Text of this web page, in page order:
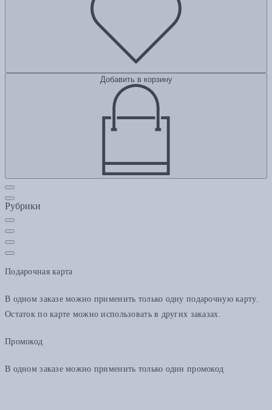
Добавить в корзину
Рубрики
Подарочная карта
В одном заказе можно применить только одну подарочную карту.
Остаток по карте можно использовать в других заказах.
Промокод
В одном заказе можно применить только один промокод